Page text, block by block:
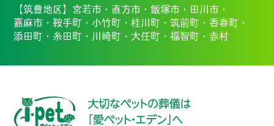
【筑豊地区】 宮若市・ 直方市・飯塚市・ 田川市・
嘉麻市・鞍手町・ 小竹町・桂川町・ 筑前町・香春町・
添田町・ 糸田町・ 川崎町・ 大任町・福智町・ 赤村